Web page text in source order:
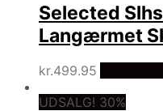
Selected
Langærmet
kr.499.95
UDSALG! 30%